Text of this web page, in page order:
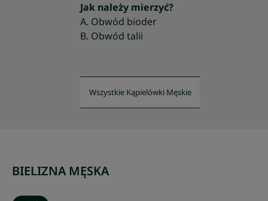
Jak należy mierzyć?
A. Obwód bioder
B. Obwód talii
Wszystkie Kąpielówki Męskie
BIELIZNA MĘSKA